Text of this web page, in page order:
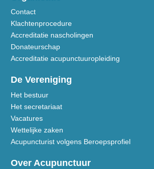
Contact
Klachtenprocedure
Accreditatie nascholingen
Donateurschap
Accreditatie acupunctuuropleiding
De Vereniging
Het bestuur
Het secretariaat
Vacatures
Wettelijke zaken
Acupuncturist volgens Beroepsprofiel
Over Acupunctuur